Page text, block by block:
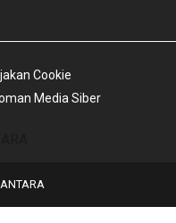
Cookie
Media Siber